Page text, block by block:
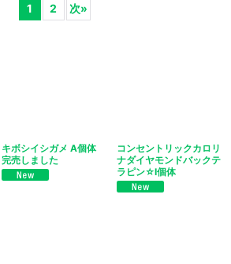
1 2 次»
キボシイシガメ A個体
完売しました
コンセントリックカロリ
ナダイヤモンドバックテ
ラピン☆I個体